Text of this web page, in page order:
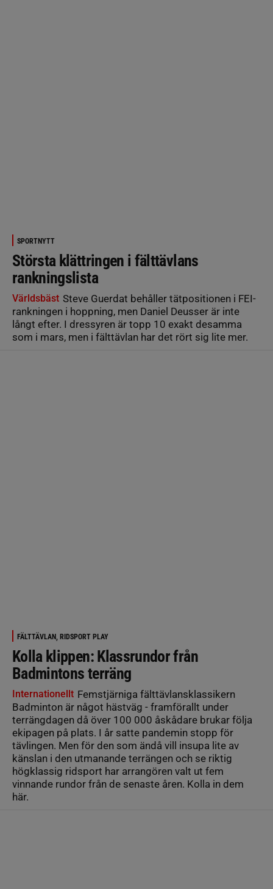
SPORTNYTT
Största klättringen i fälttävlans
rankningslista
Världsbäst Steve Guerdat behåller tätpositionen i FEI-
rankningen i hoppning, men Daniel Deusser är inte
långt efter. I dressyren är topp 10 exakt desamma
som i mars, men i fälttävlan har det rört sig lite mer.
FÄLTTÄVLAN, RIDSPORT PLAY
Kolla klippen: Klassrundor från
Badmintons terräng
Internationellt Femstjärniga fälttävlansklassikern
Badminton är något hästväg - framförallt under
terrängdagen då över 100 000 åskådare brukar följa
ekipagen på plats. I år satte pandemin stopp för
tävlingen. Men för den som ändå vill insupa lite av
känslan i den utmanande terrängen och se riktig
högklassig ridsport har arrangören valt ut fem
vinnande rundor från de senaste åren. Kolla in dem
här.